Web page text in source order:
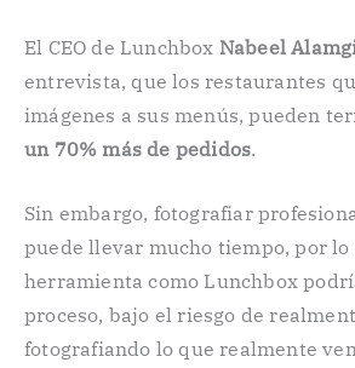
El CEO de Lunchbox Nabeel
entrevista, que los restaurantes
imágenes a sus menús, pueden
un 70% más de pedidos.
Sin embargo, fotografiar
puede llevar mucho tiempo, por lo
herramienta como Lunchbox
proceso, bajo el riesgo de
fotografiando lo que realmente